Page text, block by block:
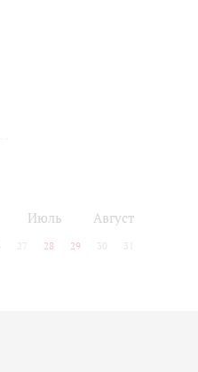
Июль Август
27 28 29 30 31